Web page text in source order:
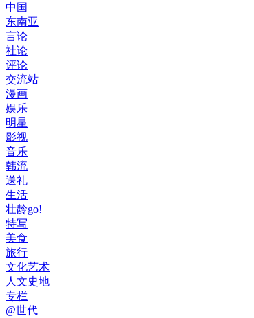
中国
东南亚
言论
社论
评论
交流站
漫画
娱乐
明星
影视
音乐
韩流
送礼
生活
壮龄go!
特写
美食
旅行
文化艺术
人文史地
专栏
@世代